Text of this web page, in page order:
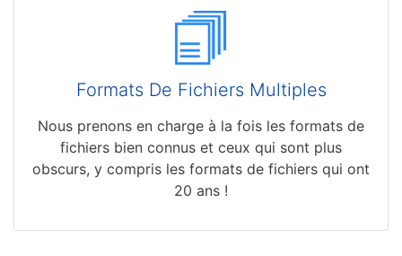
Formats De Fichiers Multiples
Nous prenons en charge à la fois les formats de
fichiers bien connus et ceux qui sont plus
obscurs, y compris les formats de fichiers qui ont
20 ans !